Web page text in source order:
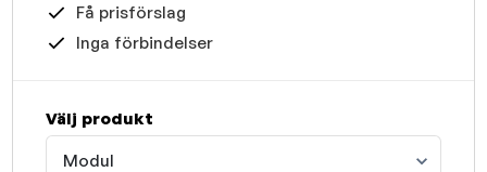
Få prisförslag
Inga förbindelser
Välj produkt
Modul